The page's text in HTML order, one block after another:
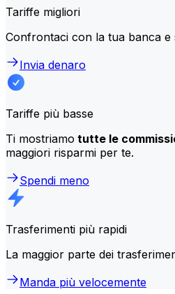
Tariffe migliori
Confrontaci con la tua banca
Invia denaro
Tariffe più basse
Ti mostriamo tutte le
maggiori risparmi per te.
Spendi meno
Trasferimenti più rapidi
La maggior parte dei
Manda più velocemente